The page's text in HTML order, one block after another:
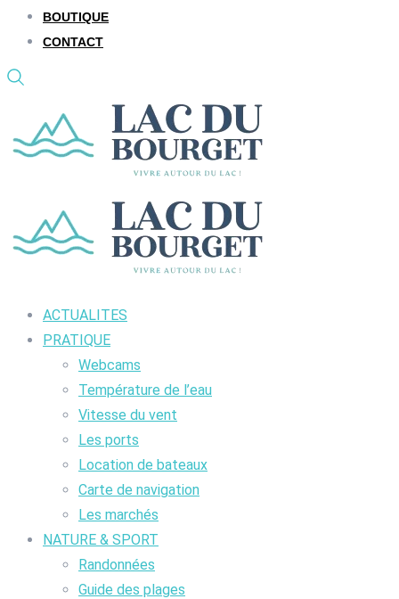
BOUTIQUE
CONTACT
ACTUALITES
PRATIQUE
Webcams
Température de l’eau
Vitesse du vent
Les ports
Location de bateaux
Carte de navigation
Les marchés
NATURE & SPORT
Randonnées
Guide des plages